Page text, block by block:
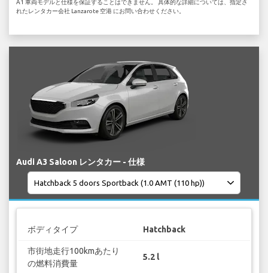
A1 車両モデルと仕様を保証することはできません。 具体的な詳細については、指定さ
れたレンタカー会社 Lanzarote 空港 にお問い合わせください。
Audi A3 Saloon レンタカー - 仕様
ボディタイプ Hatchback
市街地走行100kmあたり
の燃料消費量
5.2 l